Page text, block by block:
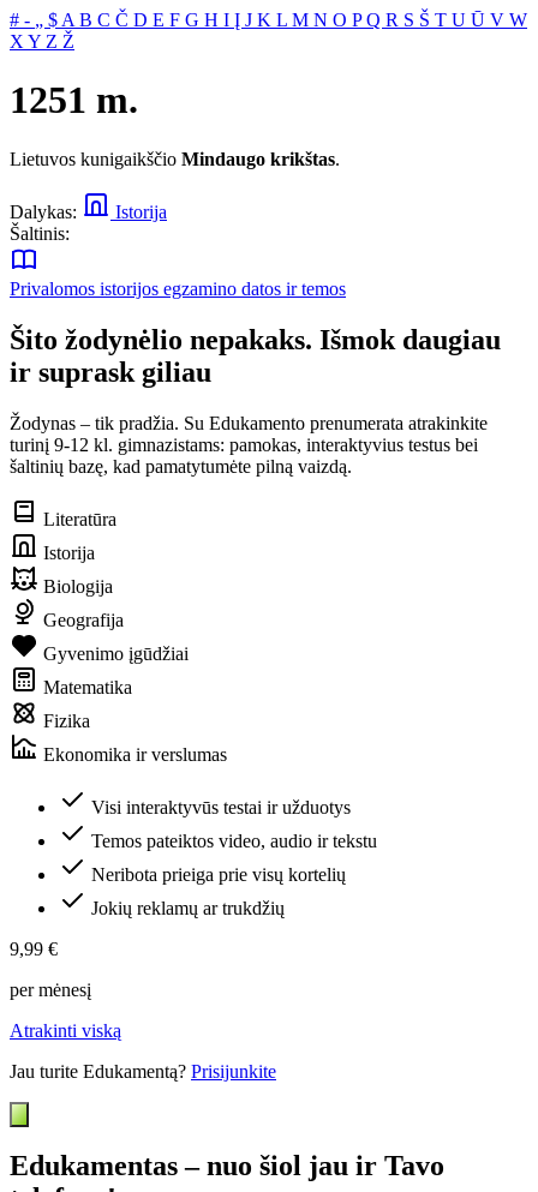
# ‐ „ $ A B C Č D E F G H I Į J K L M N O PQ R S Š T U Ū V W
X Y Z Ž
1251 m.
Lietuvos kunigaikščio Mindaugo krikštas.
Dalykas:
Istorija
Šaltinis:
Privalomos istorijos egzamino datos ir temos
Šito žodynėlio nepakaks. Išmok daugiau
ir suprask giliau
Žodynas – tik pradžia. Su Edukamento prenumerata atrakinkite
turinį 9-12 kl. gimnazistams: pamokas, interaktyvius testus bei
šaltinių bazę, kad pamatytumėte pilną vaizdą.
Literatūra
Istorija
Biologija
Geografija
Gyvenimo įgūdžiai
Matematika
Fizika
Ekonomika ir verslumas
Visi interaktyvūs testai ir užduotys
Temos pateiktos video, audio ir tekstu
Neribota prieiga prie visų kortelių
Jokių reklamų ar trukdžių
9,99 €
per mėnesį
Atrakinti viską
Jau turite Edukamentą? Prisijunkite
Edukamentas – nuo šiol jau ir Tavo